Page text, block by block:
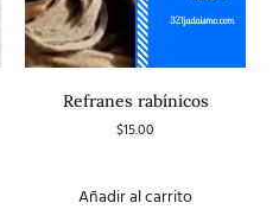
Refranes rabínicos
$15.00
Añadir al carrito